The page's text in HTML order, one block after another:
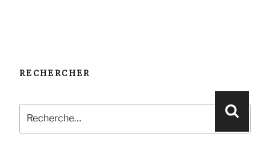
RECHERCHER
Recherche
pour
: